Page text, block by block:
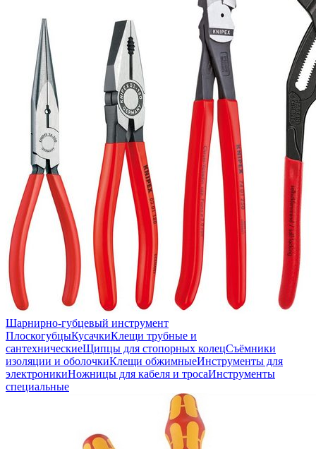
Шарнирно-губцевый инструмент
ПлоскогубцыКусачкиКлещи трубные и
сантехническиеЩипцы для стопорных колецСъёмники
изоляции и оболочкиКлещи обжимныеИнструменты для
электроникиНожницы для кабеля и тросаИнструменты
специальные